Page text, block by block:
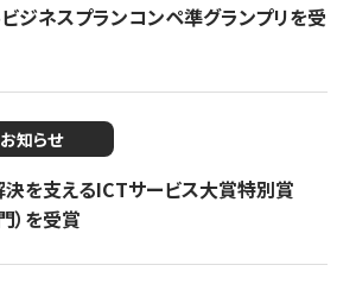
ジネスプランコンペ準グランプリを受
お知らせ
を支えるICTサービス大賞特別賞
）を受賞